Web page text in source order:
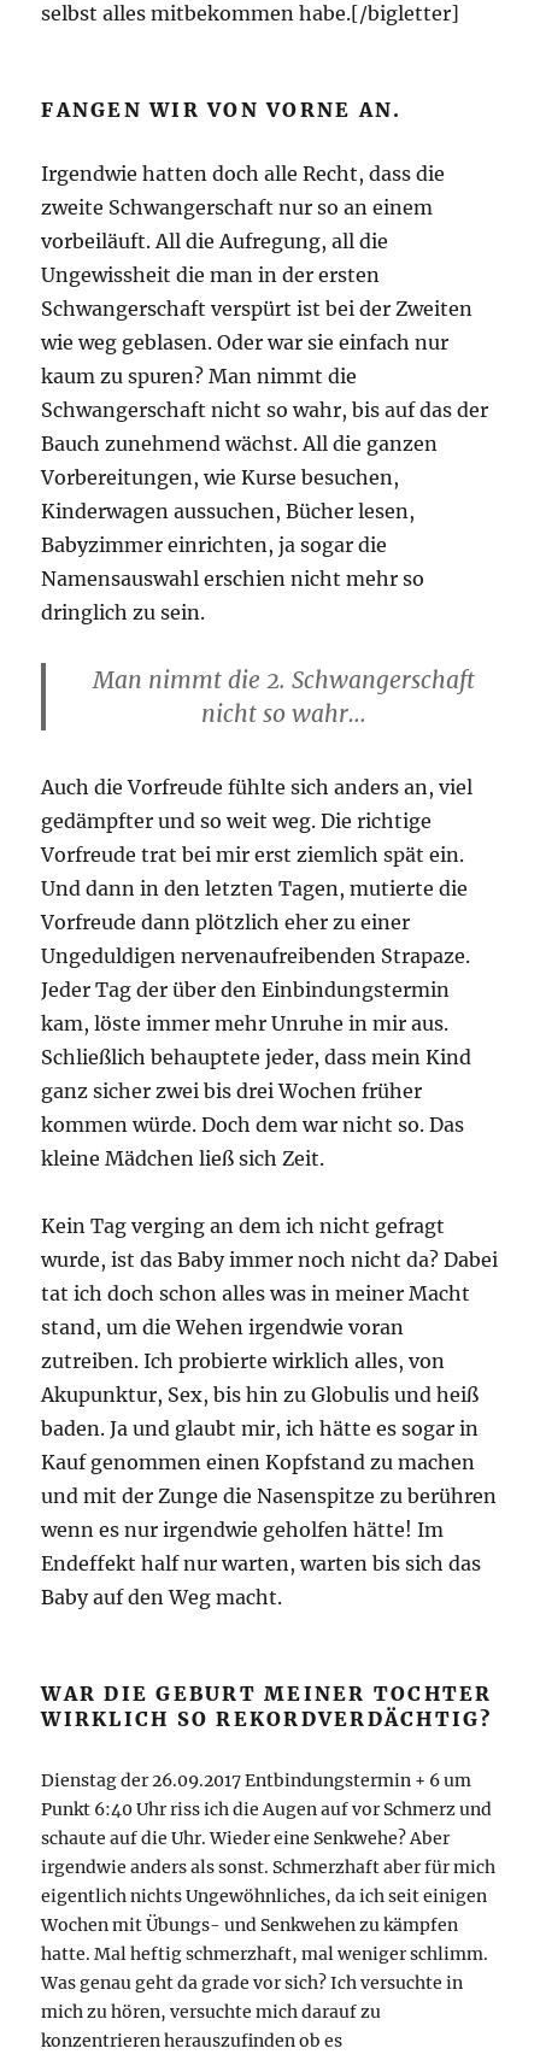
selbst alles mitbekommen habe.[/bigletter]
FANGEN WIR VON VORNE AN.
Irgendwie hatten doch alle Recht, dass die
zweite Schwangerschaft nur so an einem
vorbeiläuft. All die Aufregung, all die
Ungewissheit die man in der ersten
Schwangerschaft verspürt ist bei der Zweiten
wie weg geblasen. Oder war sie einfach nur
kaum zu spuren? Man nimmt die
Schwangerschaft nicht so wahr, bis auf das der
Bauch zunehmend wächst. All die ganzen
Vorbereitungen, wie Kurse besuchen,
Kinderwagen aussuchen, Bücher lesen,
Babyzimmer einrichten, ja sogar die
Namensauswahl erschien nicht mehr so
dringlich zu sein.
Man nimmt die 2. Schwangerschaft
nicht so wahr…
Auch die Vorfreude fühlte sich anders an, viel
gedämpfter und so weit weg. Die richtige
Vorfreude trat bei mir erst ziemlich spät ein.
Und dann in den letzten Tagen, mutierte die
Vorfreude dann plötzlich eher zu einer
Ungeduldigen nervenaufreibenden Strapaze.
Jeder Tag der über den Einbindungstermin
kam, löste immer mehr Unruhe in mir aus.
Schließlich behauptete jeder, dass mein Kind
ganz sicher zwei bis drei Wochen früher
kommen würde. Doch dem war nicht so. Das
kleine Mädchen ließ sich Zeit.
Kein Tag verging an dem ich nicht gefragt
wurde, ist das Baby immer noch nicht da? Dabei
tat ich doch schon alles was in meiner Macht
stand, um die Wehen irgendwie voran
zutreiben. Ich probierte wirklich alles, von
Akupunktur, Sex, bis hin zu Globulis und heiß
baden. Ja und glaubt mir, ich hätte es sogar in
Kauf genommen einen Kopfstand zu machen
und mit der Zunge die Nasenspitze zu berühren
wenn es nur irgendwie geholfen hätte! Im
Endeffekt half nur warten, warten bis sich das
Baby auf den Weg macht.
WAR DIE GEBURT MEINER TOCHTER
WIRKLICH SO REKORDVERDÄCHTIG?
Dienstag der 26.09.2017 Entbindungstermin + 6 um
Punkt 6:40 Uhr riss ich die Augen auf vor Schmerz und
schaute auf die Uhr. Wieder eine Senkwehe? Aber
irgendwie anders als sonst. Schmerzhaft aber für mich
eigentlich nichts Ungewöhnliches, da ich seit einigen
Wochen mit Übungs- und Senkwehen zu kämpfen
hatte. Mal heftig schmerzhaft, mal weniger schlimm.
Was genau geht da grade vor sich? Ich versuchte in
mich zu hören, versuchte mich darauf zu
konzentrieren herauszufinden ob es